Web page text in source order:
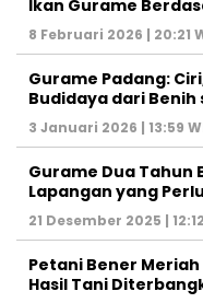
Ikan Gurame
8 Februari 2026 | 20:21
Gurame Padang:
Budidaya dari Benih
3 Januari 2026 | 13:59
Gurame Dua Tahun
Lapangan yang
21 Desember 2025 |
Petani Bener
Hasil Tani